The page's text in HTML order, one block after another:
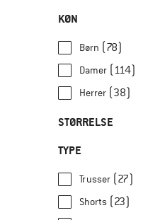
KØN
Børn (78)
Damer (114)
Herrer (38)
STØRRELSE
UNI
XL XXL 36
TYPE
Trusser (27)
Shorts (23)